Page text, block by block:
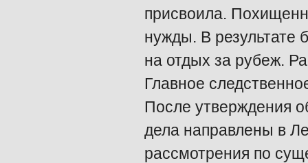
присвоила.
нужды. В результате
на отдых за рубеж.
Главное
После утверждения
дела направлены в
рассмотрения по